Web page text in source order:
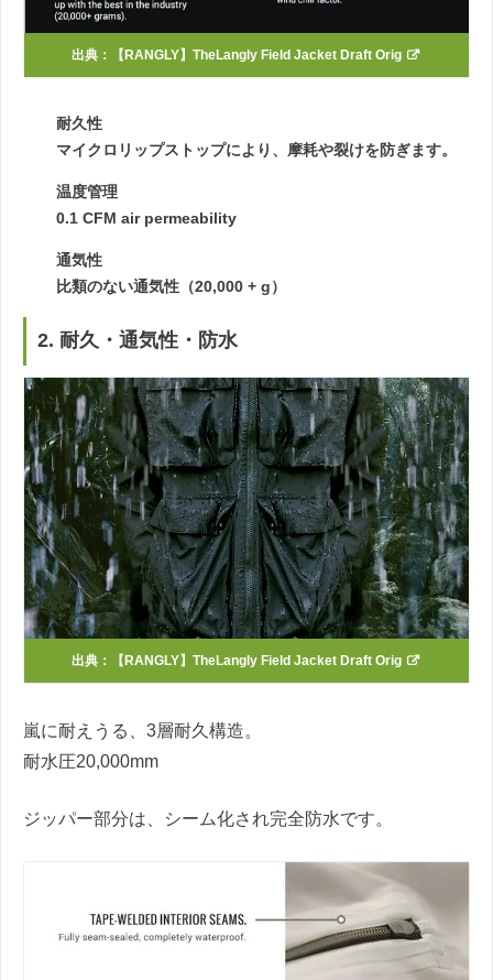
出典： 【RANGLY】TheLangly Field Jacket Draft Orig
耐久性
マイクロリップストップにより、摩耗や裂けを防ぎます。
温度管理
0.1 CFM air permeability
通気性
比類のない通気性（20,000 + g）
2. 耐久・通気性・防水
出典： 【RANGLY】TheLangly Field Jacket Draft Orig
嵐に耐えうる、3層耐久構造。
耐水圧20,000mm
ジッパー部分は、シーム化され完全防水です。